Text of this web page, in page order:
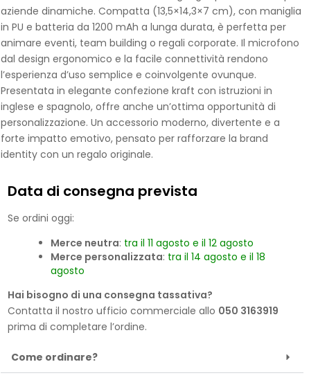
aziende dinamiche. Compatta (13,5×14,3×7 cm), con maniglia
in PU e batteria da 1200 mAh a lunga durata, è perfetta per
animare eventi, team building o regali corporate. Il microfono
dal design ergonomico e la facile connettività rendono
l’esperienza d’uso semplice e coinvolgente ovunque.
Presentata in elegante confezione kraft con istruzioni in
inglese e spagnolo, offre anche un’ottima opportunità di
personalizzazione. Un accessorio moderno, divertente e a
forte impatto emotivo, pensato per rafforzare la brand
identity con un regalo originale.
Data di consegna prevista
Se ordini oggi:
Merce neutra: tra il 11 agosto e il 12 agosto
Merce personalizzata: tra il 14 agosto e il 18
agosto
Hai bisogno di una consegna tassativa?
Contatta il nostro ufficio commerciale allo 050 3163919
prima di completare l’ordine.
Come ordinare?